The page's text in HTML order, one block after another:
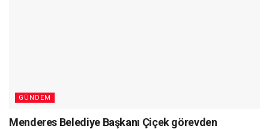
GÜNDEM
Menderes Belediye Başkanı Çiçek görevden